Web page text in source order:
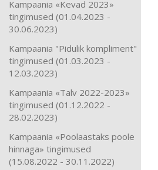
Kampaania «Kevad 2023»
tingimused (01.04.2023 -
30.06.2023)
Kampaania "Pidulik kompliment"
tingimused (01.03.2023 -
12.03.2023)
Kampaania «Talv 2022-2023»
tingimused (01.12.2022 -
28.02.2023)
Kampaania «Poolaastaks poole
hinnaga» tingimused
(15.08.2022 - 30.11.2022)